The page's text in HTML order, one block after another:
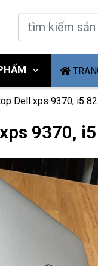
Dell xps 9370, i5
9370,